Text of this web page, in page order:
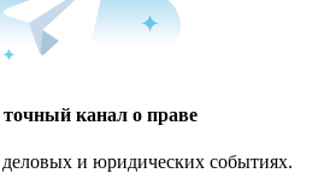
канал о праве
и юридических событиях.